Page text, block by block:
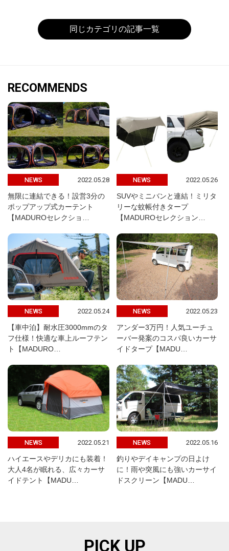
同じカテゴリの記事一覧
RECOMMENDS
NEWS 2022.05.28
無限に連結できる！設営3分の
ポップアップ式カーテント
【MADUROセレクショ…
NEWS 2022.05.26
SUVやミニバンと連結！ミリタ
リーな蚊帳付きタープ
【MADUROセレクション…
NEWS 2022.05.24
【車中泊】耐水圧3000mmのタ
フ仕様！快適な車上ルーフテン
ト【MADURO…
NEWS 2022.05.23
アンダー3万円！人気ユーチュ
ーバー発案のコスパ良いカーサ
イドタープ【MADU…
NEWS 2022.05.21
ハイエースやデリカにも装着！
大人4名が眠れる、広々カーサ
イドテント【MADU…
NEWS 2022.05.16
釣りやデイキャンプの日よけ
に！雨や突風にも強いカーサイ
ドスクリーン【MADU…
PICK UP